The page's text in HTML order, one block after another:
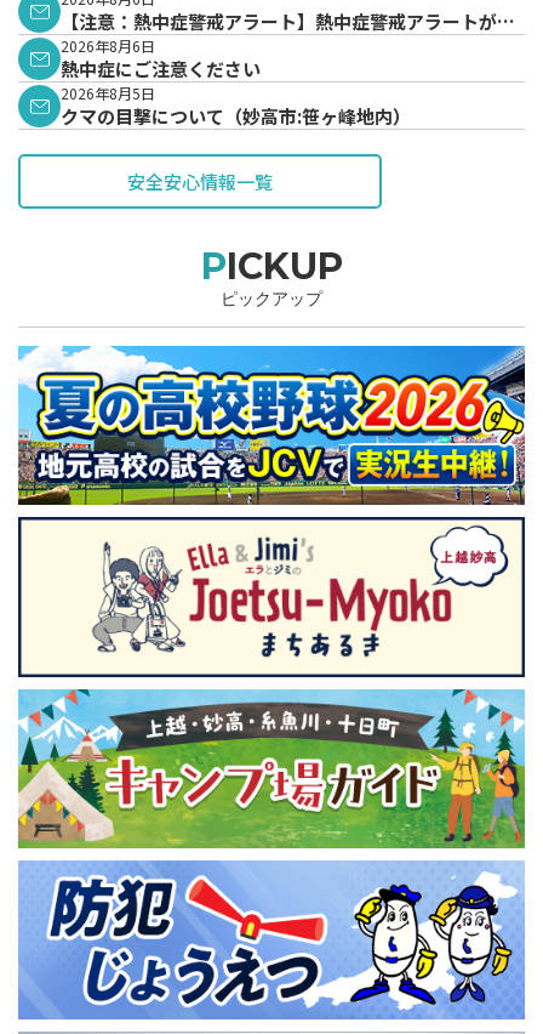
【注意：熱中症警戒アラート】熱中症警戒アラートが発
表されています。
2026年8月6日
熱中症にご注意ください
2026年8月5日
クマの目撃について（妙高市:笹ヶ峰地内）
安全安心情報一覧
PICKUP
ピックアップ